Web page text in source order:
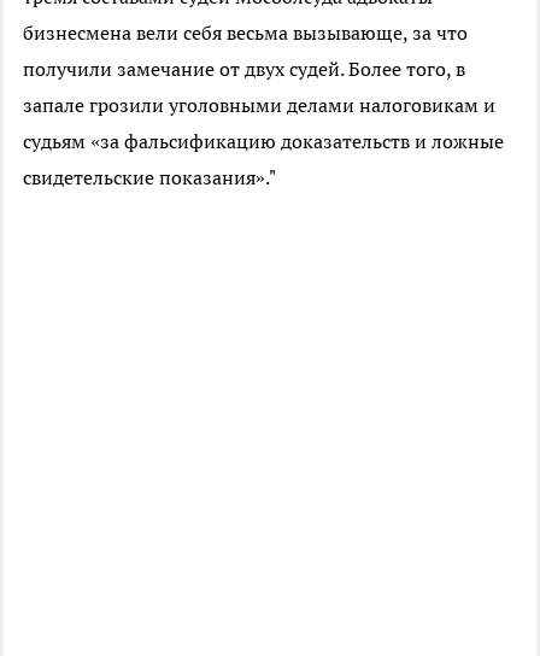
бизнесмена вели себя весьма вызывающе, за что
получили замечание от двух судей. Более того, в
запале грозили уголовными делами налоговикам и
судьям «за фальсификацию доказательств и ложные
свидетельские показания»."